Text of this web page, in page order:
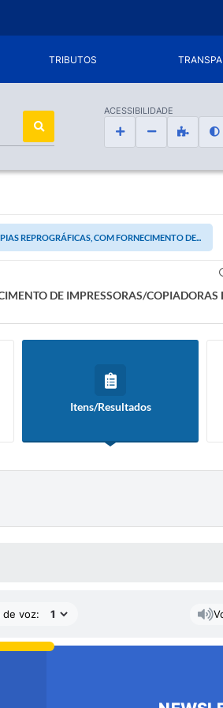
TRIBUTOS
ACESSIBILIDADE
REPROGRÁFICAS, COM FORNECIMENTO DE...
DE IMPRESSORAS/COPIADORAS
Itens/Resultados
de voz: